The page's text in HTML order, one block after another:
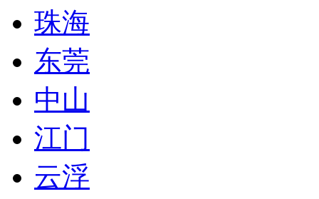
珠海
东莞
中山
江门
云浮